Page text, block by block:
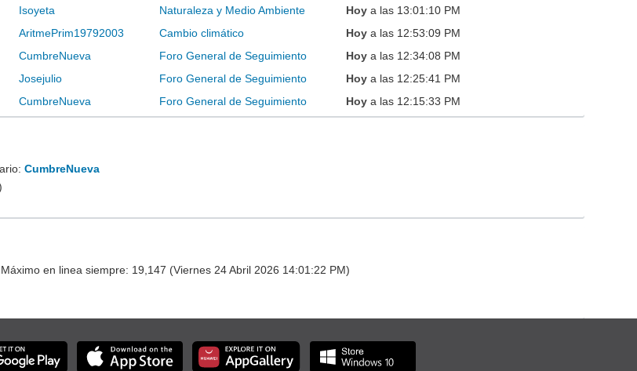
Isoyeta Naturaleza y Medio Ambiente Hoy a las 13:01:10 PM
AritmePrim19792003 Cambio climático Hoy a las 12:53:09 PM
CumbreNueva Foro General de Seguimiento Hoy a las 12:34:08 PM
Josejulio Foro General de Seguimiento Hoy a las 12:25:41 PM
CumbreNueva Foro General de Seguimiento Hoy a las 12:15:33 PM
CumbreNueva
en linea siempre: 19,147 (Viernes 24 Abril 2026 14:01:22 PM)